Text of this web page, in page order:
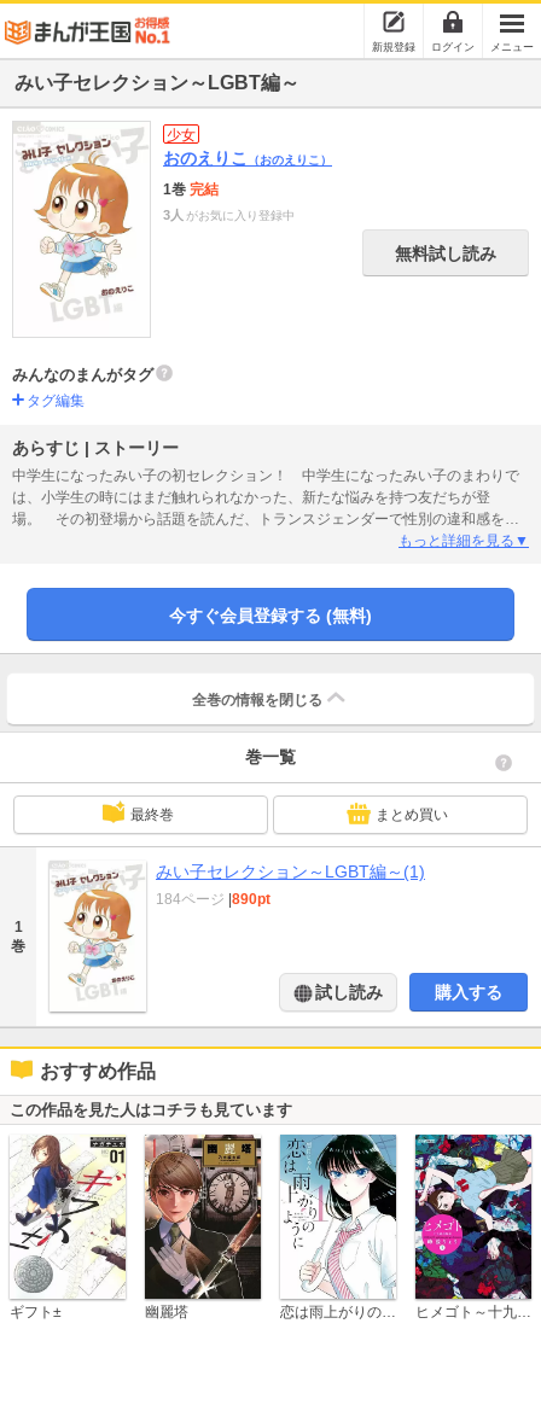
新規登録 ログイン メニュー
みい子セレクション～LGBT編～
少女
おのえりこ （おのえりこ）
1巻 完結
3人 がお気に入り登録中
無料試し読み
みんなのまんがタグ
タグ編集
あらすじ | ストーリー
中学生になったみい子の初セレクション！ 中学生になったみい子のまわりで
は、小学生の時にはまだ触れられなかった、新たな悩みを持つ友だちが登
場。 その初登場から話題を読んだ、トランスジェンダーで性別の違和感を抱
えるなつきのエピソードを集めた１冊です。 人には言いづらい悩みを抱えた
もっと詳細を見る▼
今すぐ会員登録する (無料)
全巻の情報を 閉じる
巻一覧
最終巻 まとめ買い
1
巻
みい子セレクション～LGBT編～(1)
184ページ |890pt
試し読み 購入する
おすすめ作品
この作品を見た人はコチラも見ています
ギフト± 幽麗塔